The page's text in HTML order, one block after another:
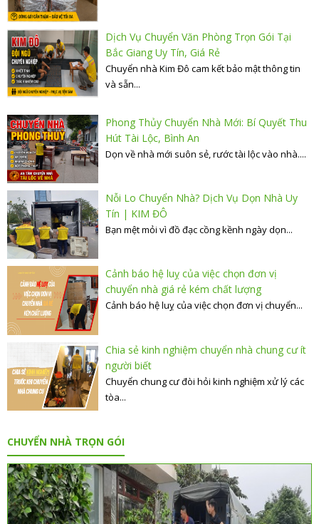
Dịch Vụ Chuyển Văn Phòng Trọn Gói Tại
Bắc Giang Uy Tín, Giá Rẻ
Chuyển nhà Kim Đô cam kết bảo mật thông tin
và sẵn...
Phong Thủy Chuyển Nhà Mới: Bí Quyết Thu
Hút Tài Lộc, Bình An
Dọn về nhà mới suôn sẻ, rước tài lộc vào nhà....
Nỗi Lo Chuyển Nhà? Dịch Vụ Dọn Nhà Uy
Tín | KIM ĐÔ
Bạn mệt mỏi vì đồ đạc cồng kềnh ngày dọn...
Cảnh báo hệ luỵ của việc chọn đơn vị
chuyển nhà giá rẻ kém chất lượng
Cảnh báo hệ luỵ của việc chọn đơn vị chuyển...
Chia sẻ kinh nghiệm chuyển nhà chung cư ít
người biết
Chuyển chung cư đòi hỏi kinh nghiệm xử lý các
tòa...
CHUYỂN NHÀ TRỌN GÓI